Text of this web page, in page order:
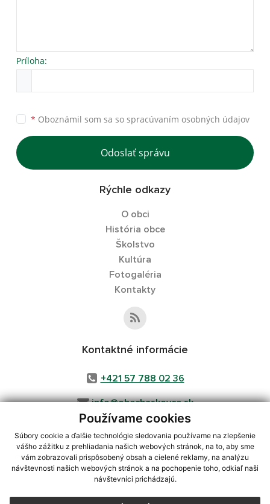
Používame cookies
Súbory cookie a ďalšie technológie sledovania používame na zlepšenie
vášho zážitku z prehliadania našich webových stránok, na to, aby sme
vám zobrazovali prispôsobený obsah a cielené reklamy, na analýzu
návštevnosti našich webových stránok a na pochopenie toho, odkiaľ naši
návštevníci prichádzajú.
Príloha:
* Oboznámil som sa so spracúvaním osobných údajov
Odoslať správu
Rýchle odkazy
O obci
História obce
Školstvo
Kultúra
Fotogaléria
Kontakty
Kontaktné informácie
+421 57 788 02 36
info@obecbaskovce.sk
využite možnosť získavania aktuálnych informácií s využitím RSS
CMS systém (redakčný) systém ECHELON 2,Mapa stránok,web portál
webex.digital, s.r.o.,domény,registrácia domény